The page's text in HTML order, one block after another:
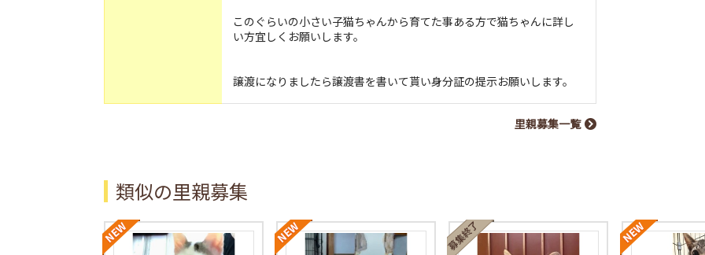
このぐらいの小さい子猫ちゃんから育てた事ある方で猫ちゃんに詳し
い方宜しくお願いします。
譲渡になりましたら譲渡書を書いて貰い身分証の提示お願いします。
里親募集一覧
類似の里親募集